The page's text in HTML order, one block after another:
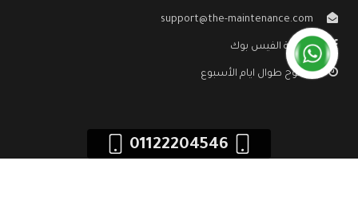
support@the-maintenance.com
صفحة الفيس بوك
مفتوح طوال ايام الأسبوع
01122204546